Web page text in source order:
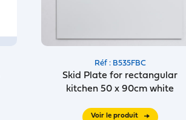
Réf : B535FBC
Skid Plate for rectangular
kitchen 50 x 90cm white
Voir le produit